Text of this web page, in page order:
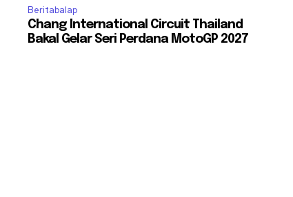
Beritabalap
Chang International Circuit Thailand
Bakal Gelar Seri Perdana MotoGP 2027